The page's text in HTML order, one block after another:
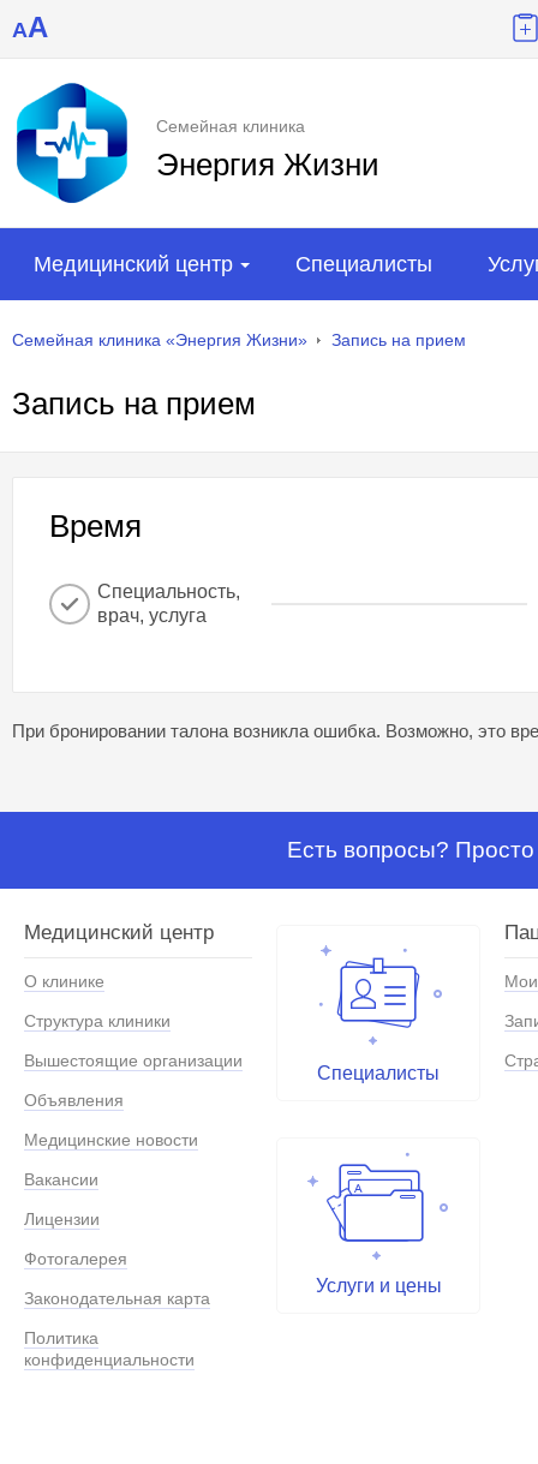
AA
Семейная клиника
Энергия Жизни
Медицинский центр Специалисты
Семейная клиника «Энергия Жизни» Запись на прием
Запись на прием
Время
Специальность,
врач, услуга
При бронировании талона возникла ошибка. Возможно, это
Есть вопросы?
Медицинский центр
О клинике
Структура клиники
Вышестоящие организации
Объявления
Медицинские новости
Вакансии
Лицензии
Фотогалерея
Законодательная карта
Политика
конфиденциальности
Специалисты
Услуги и цены